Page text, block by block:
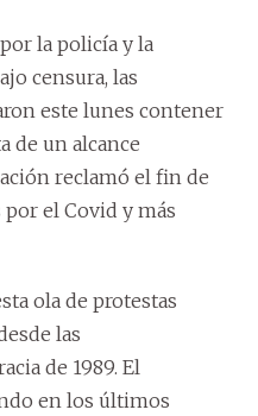
la policía y la
censura, las
este lunes contener
de un alcance
reclamó el fin de
el Covid y más
ola de protestas
las
de 1989. El
en los últimos